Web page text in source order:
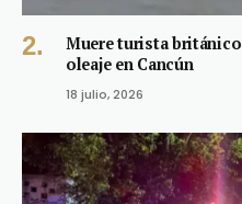
Muere turista
oleaje en Cancún
18 julio, 2026